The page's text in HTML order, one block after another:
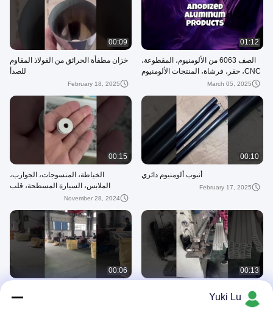
01:12
الصف 6063 من الألومنيوم، المقطوعة،
CNC، حفر، فرشاة، المنتجات الألومنيوم
March 05, 2025
00:09
خزان مطفأة الحرائق من الفولاذ المقاوم
للصدأ
February 18, 2025
00:10
أنبوب ألومنيوم دائري
February 17, 2025
00:15
الخياطة، المنسوجات، الجوارب،
الملابس، السيارة المسطحة، قلب
المكوك الميل الألومنيوم، السيارة
November 28, 2024
00:13
الإطار الشمسي من الألومنيوم معالجة
00:06
Yuki Lu